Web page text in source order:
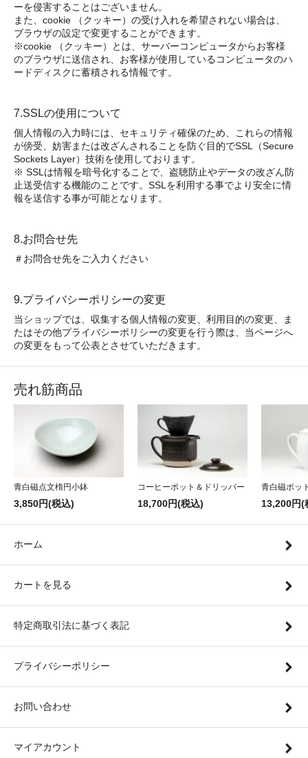
ーを侵害することはございません。
また、cookie （クッキー）の受け入れを希望されない場合は、
ブラウザの設定で変更することができます。
※cookie （クッキー）とは、サーバーコンピュータからお客様
のブラウザに送信され、お客様が使用しているコンピュータのハ
ードディスクに蓄積される情報です。
7.SSLの使用について
個人情報の入力時には、セキュリティ確保のため、これらの情報
が傍受、妨害または改ざんされることを防ぐ目的でSSL（Secure
Sockets Layer）技術を使用しております。
※ SSLは情報を暗号化することで、盗聴防止やデータの改ざん防
止送受信する機能のことです。SSLを利用する事でより安全に情
報を送信する事が可能となります。
8.お問合せ先
＃お問合せ先をご入力ください
9.プライバシーポリシーの変更
当ショップでは、収集する個人情報の変更、利用目的の変更、ま
たはその他プライバシーポリシーの変更を行う際は、当ページへ
の変更をもって公表とさせていただきます。
売れ筋商品
青白磁点文楕円小鉢
3,850円(税込)
コーヒーポット＆ドリッパー
18,700円(税込)
青白磁ポッ
13,200円(
ホーム
カートを見る
特定商取引法に基づく表記
プライバシーポリシー
お問い合わせ
マイアカウント